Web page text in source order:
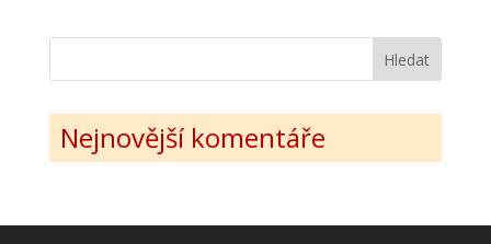
Nejnovější komentáře